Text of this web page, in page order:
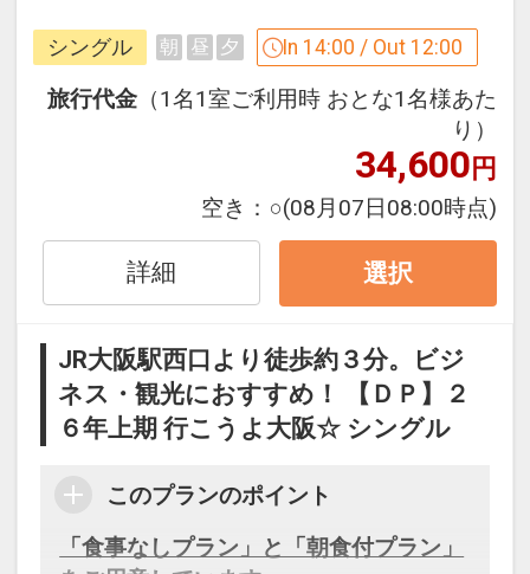
※ご覧のページがどちらかを【食事条
件】の項目でご確認のうえ、予約にお進
み下さい。
設定期間：2026年4月1日～2027年3月
インターネットコース番号：DP-1-
17406634
シングル 朝 昼 夕 In 14:00 / Out 12:00
旅行代金 （1名1室ご利用時 おとな1名様あた
り）
34,600円
空き： ○(08月07日08:00時点)
詳細 選択
JR大阪駅西口より徒歩約３分。ビジ
ネス・観光におすすめ！ 【ＤＰ】２
６年上期 行こうよ大阪☆ シングル
このプランのポイント
「食事なしプラン」と「朝食付プラン」